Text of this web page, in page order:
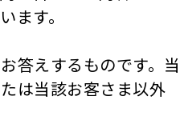
ます。
答えするものです。当
は当該お客さま以外